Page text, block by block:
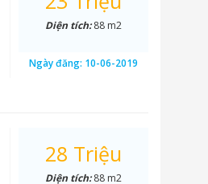
Diện tích:88 m2
Ngày đăng: 10-06-2019
28 Triệu
Diện tích:88 m2